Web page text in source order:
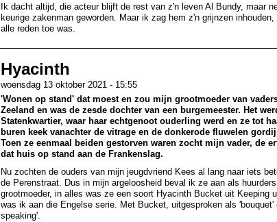
Ik dacht altijd, die acteur blijft de rest van z'n leven Al Bundy, maar
keurige zakenman geworden. Maar ik zag hem z'n grijnzen
alle reden toe was.
Hyacinth
woensdag 13 oktober 2021 - 15:55
'Wonen op stand' dat moest en zou mijn grootmoeder van
Zeeland en was de zesde dochter van een burgemeester. Het
Statenkwartier, waar haar echtgenoot ouderling werd en ze tot
buren keek vanachter de vitrage en de donkerode fluwelen
Toen ze eenmaal beiden gestorven waren zocht mijn vader, de
dat huis op stand aan de Frankenslag.
Nu zochten de ouders van mijn jeugdvriend Kees al lang naar iets
de Perenstraat. Dus in mijn argeloosheid beval ik ze aan als
grootmoeder, in alles was ze een soort Hyacinth Bucket uit Keeping
was ik aan die Engelse serie. Met Bucket, uitgesproken als 'bouquet'
speaking'.